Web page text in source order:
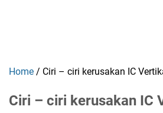
Home / Ciri – ciri kerusakan IC
Ciri – ciri kerusakan IC